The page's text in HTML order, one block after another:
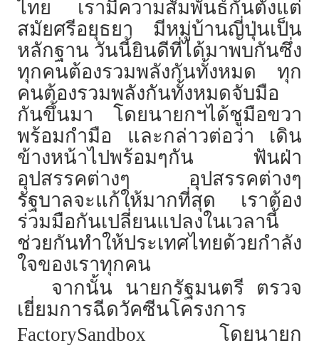
ไทย เรามีความสัมพันธ์กันตั้งแต่
สมัยศรีอยุธยา มีหมู่บ้านญี่ปุ่นเป็น
หลักฐาน วันนี้ยินดีที่ได้มาพบกันซึ่ง
ทุกคนต้องรวมพลังกันทั้งหมด ทุก
คนต้องรวมพลังกันทั้งหมดจับมือ
กันขึ้นมา โดยนายกฯได้ชูมือขวา
พร้อมกำมือ และกล่าวต่อว่า เดิน
ข้างหน้าไปพร้อมๆกัน ฟันฝ่า
อุปสรรคต่างๆ อุปสรรคต่างๆ
รัฐบาลจะแก้ให้มากที่สุด เราต้อง
ร่วมมือกันเปลี่ยนแปลงในเวลานี้
ช่วยกันทำให้ประเทศไทยด้วยกำลัง
ใจของเราทุกคน
จากนั้น นายกรัฐมนตรี ตรวจ
เยี่ยมการฉีดวัคซีนโครงการ
FactorySandbox โดยนายก